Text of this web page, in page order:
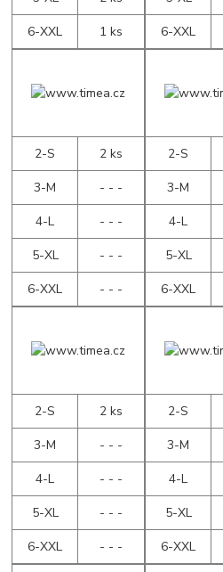
6-XXL
1 ks
6-XXL
2-S
2 ks
3-M
- - -
4-L
- - -
5-XL
- - -
6-XXL
- - -
2-S
3-M
4-L
5-XL
6-XXL
2-S
2 ks
3-M
- - -
4-L
- - -
5-XL
- - -
6-XXL
- - -
2-S
3-M
4-L
5-XL
6-XXL